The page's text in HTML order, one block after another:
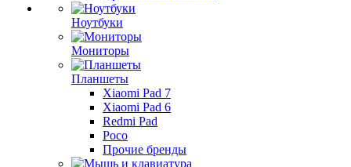
Ноутбуки
Мониторы
Планшеты
Xiaomi Pad 7
Xiaomi Pad 6
Redmi Pad
Poco
Прочие бренды